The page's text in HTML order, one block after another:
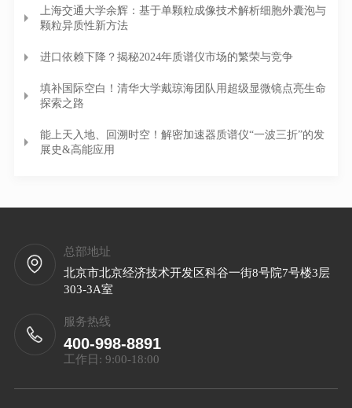
上海交通大学余辉：基于单颗粒成像技术解析细胞外囊泡与
颗粒异质性新方法
进口依赖下降？揭秘2024年质谱仪市场的繁荣与竞争
填补国际空白！清华大学戴琼海团队用超级显微镜点亮生命
探索之路
能上天入地、回溯时空！解密加速器质谱仪“一波三折”的发
展史&高能应用
总部地址
北京市北京经济技术开发区科谷一街8号院7号楼3层
303-3A室
服务热线
400-998-8891
工作日: 9:00-18:00